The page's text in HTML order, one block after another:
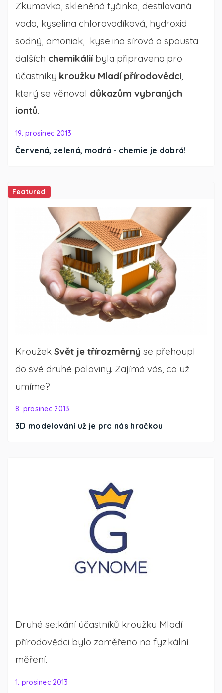
Červená, zelená, modrá - chemie je dobrá!
19. prosinec 2013
Zkumavka, skleněná tyčinka, destilovaná
voda, kyselina chlorovodíková, hydroxid
sodný, amoniak, kyselina sírová a spousta
dalších chemikáliíbyla připravena pro
účastníky kroužku Mladí přírodovědci
který se věnoval důkazům vybraných
iontů.
Featured
3D modelování už je pro nás hračkou
8. prosinec 2013
Kroužek Svět je třírozměrný se přehoupl
do své druhé poloviny. Zajímá vás, co už
umíme?
1. prosinec 2013
Druhé setkání účastníků kroužku Mladí
přírodovědci bylo zaměřeno na fyzikální
měření.